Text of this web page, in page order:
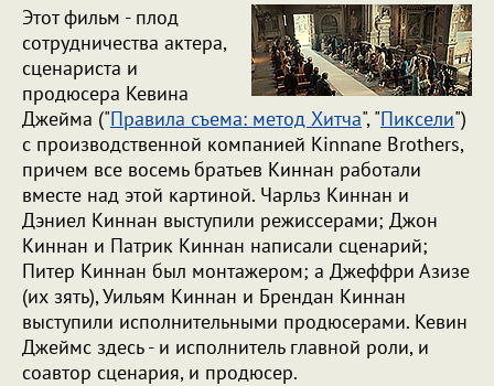
Этот фильм - плод
сотрудничества актера,
сценариста и
продюсера Кевина
Джейма ("Правила съема: метод Хитча", "Пиксели")
с производственной компанией Kinnane Brothers,
причем все восемь братьев Киннан работали
вместе над этой картиной. Чарльз Киннан и
Дэниел Киннан выступили режиссерами; Джон
Киннан и Патрик Киннан написали сценарий;
Питер Киннан был монтажером; а Джеффри Азизе
(их зять), Уильям Киннан и Брендан Киннан
выступили исполнительными продюсерами. Кевин
Джеймс здесь - и исполнитель главной роли, и
соавтор сценария, и продюсер.